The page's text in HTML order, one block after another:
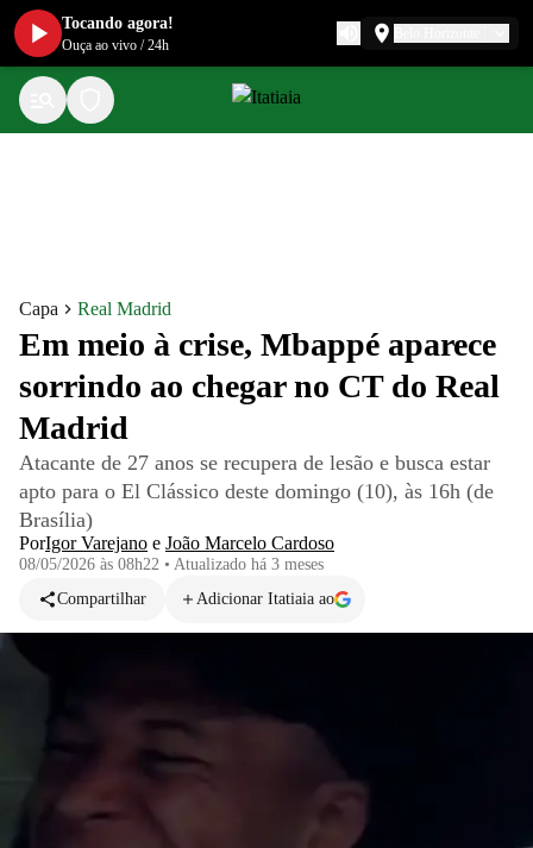
Capa Real Madrid
Em meio à crise, Mbappé aparece
sorrindo ao chegar no CT do Real
Madrid
Atacante de 27 anos se recupera de lesão e busca estar
apto para o El Clássico deste domingo (10), às 16h (de
Brasília)
PorIgor Varejano e João Marcelo Cardoso
08/05/2026 às 08h22 • Atualizado há 3 meses
Compartilhar
Adicionar Itatiaia ao
Tocando agora!
Ouça ao vivo /24h